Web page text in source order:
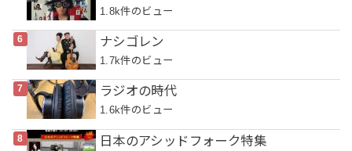
1.8k件のビュー
ナシゴレン
1.7k件のビュー
ラジオの時代
1.6k件のビュー
日本のアシッドフォーク特集